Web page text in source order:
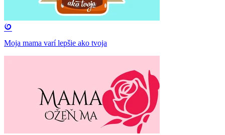
Moja mama varí lepšie ako tvoja